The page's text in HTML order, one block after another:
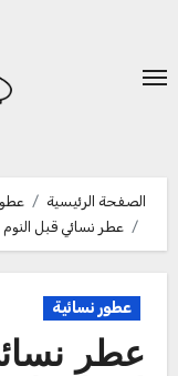
المحتوى
الصفحة الرئيسية
عطر نسائي قبل
عطور نسائية
عطر